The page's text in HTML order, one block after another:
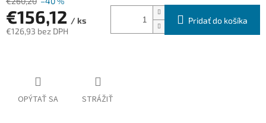
OPÝTAŤ SA STRÁŽIŤ
€156,12 / ks
€126,93 bez DPH
Pridať do košíka